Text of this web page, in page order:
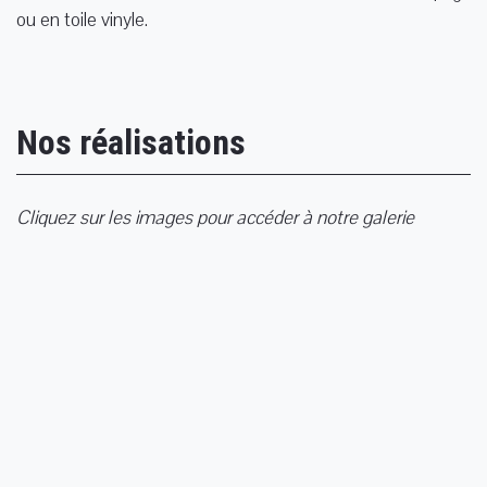
ou en toile vinyle.
Nos réalisations
Cliquez sur les images pour accéder à notre galerie